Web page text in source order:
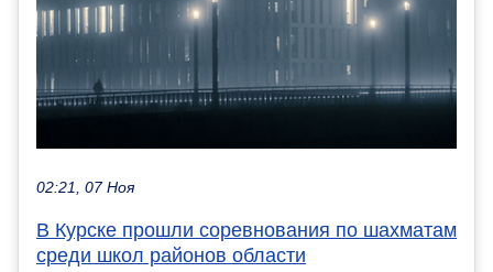
02:21, 07 Ноя
В Курске прошли соревнования по шахматам
среди школ районов области